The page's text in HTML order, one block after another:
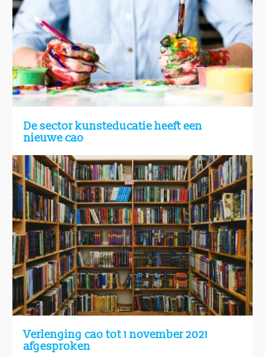
De sector kunsteducatie heeft een
nieuwe cao
Verlenging cao tot 1 november 2021
afgesproken